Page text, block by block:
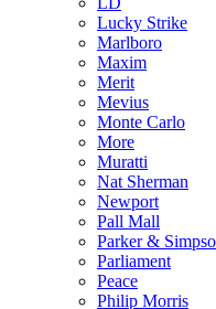
Lucky Strike
Marlboro
Maxim
Merit
Mevius
Monte Carlo
More
Muratti
Nat Sherman
Newport
Pall Mall
Parker &
Parliament
Peace
Philip Morris